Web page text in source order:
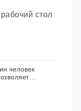
стол
человек